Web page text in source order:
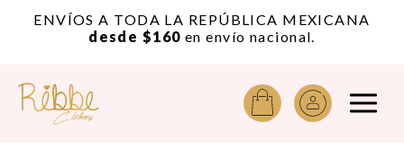
ENVÍOS A TODA LA REPÚBLICA MEXICANA
desde $160 en envío nacional.